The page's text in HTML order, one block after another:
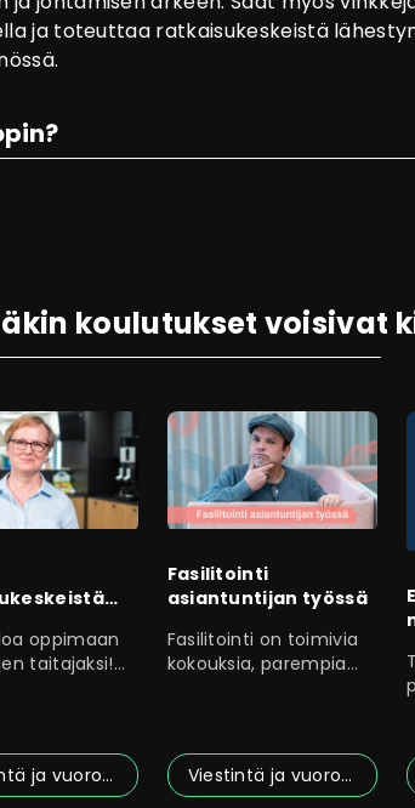
ja toteuttaa ratkaisukeskeistä
koulutukset voisivat
oppimaan
taitajaksi!
Viestintä ja vuorovaikutus
Fasilitointi
asiantuntijan työssä
Fasilitointi on toimivia
kokouksia, parempia
Viestintä ja vuorovaikutus